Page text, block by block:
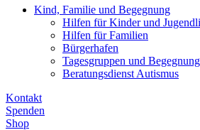
Kind, Familie und Begegnung
Hilfen für Kinder und
Hilfen für Familien
Bürgerhafen
Tagesgruppen und
Beratungsdienst Autismus
Kontakt
Spenden
Shop